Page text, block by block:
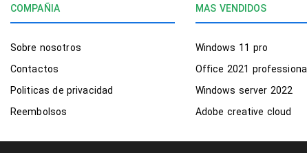
COMPAÑIA
Sobre nosotros
Contactos
Politicas de privacidad
Reembolsos
MAS VENDIDOS
Windows 11 pro
Office 2021 professional
Windows server 2022
Adobe creative cloud